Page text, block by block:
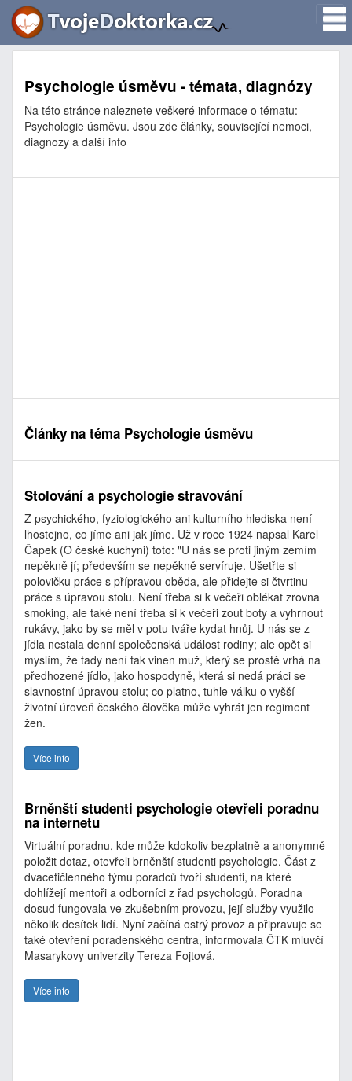
Psychologie úsměvu - témata, diagnózy
Na této stránce naleznete veškeré informace o tématu:
Psychologie úsměvu. Jsou zde články, související nemoci,
diagnozy a další info
Články na téma Psychologie úsměvu
Stolování a psychologie stravování
Z psychického, fyziologického ani kulturního hlediska není
lhostejno, co jíme ani jak jíme. Už v roce 1924 napsal Karel
Čapek (O české kuchyni) toto: "U nás se proti jiným zemím
nepěkně jí; především se nepěkně servíruje. Ušetřte si
polovičku práce s přípravou oběda, ale přidejte si čtvrtinu
práce s úpravou stolu. Není třeba si k večeři oblékat zrovna
smoking, ale také není třeba si k večeři zout boty a vyhrnout
rukávy, jako by se měl v potu tváře kydat hnůj. U nás se z
jídla nestala denní společenská událost rodiny; ale opět si
myslím, že tady není tak vinen muž, který se prostě vrhá na
předhozené jídlo, jako hospodyně, která si nedá práci se
slavnostní úpravou stolu; co platno, tuhle válku o vyšší
životní úroveň českého člověka může vyhrát jen regiment
žen.
Více info
Brněnští studenti psychologie otevřeli poradnu
na internetu
Virtuální poradnu, kde může kdokoliv bezplatně a anonymně
položit dotaz, otevřeli brněnští studenti psychologie. Část z
dvacetičlenného týmu poradců tvoří studenti, na které
dohlížejí mentoři a odborníci z řad psychologů. Poradna
dosud fungovala ve zkušebním provozu, její služby využilo
několik desítek lidí. Nyní začíná ostrý provoz a připravuje se
také otevření poradenského centra, informovala ČTK mluvčí
Masarykovy univerzity Tereza Fojtová.
Více info